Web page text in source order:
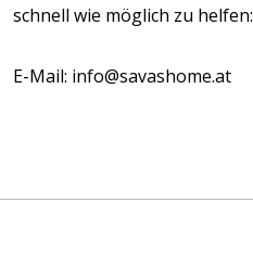
schnell wie möglich zu helfen:
E-Mail: info@savashome.at